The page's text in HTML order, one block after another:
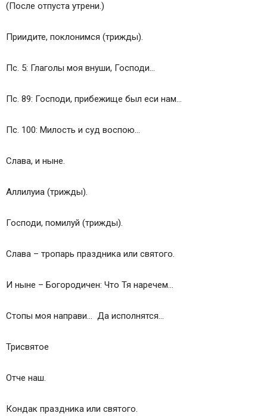
(После отпуста утрени.)
Приидите, поклонимся (трижды).
Пс. 5: Глаголы моя внуши, Господи…
Пс. 89: Господи, прибежище был еси нам…
Пс. 100: Милость и суд воспою…
Слава, и ныне.
Аллилуиа (трижды).
Господи, помилуй (трижды).
Слава – тропарь праздника или святого.
И ныне – Богородичен: Что Тя наречем…
Стопы моя направи… Да исполнятся…
Трисвятое
Отче наш.
Кондак праздника или святого.